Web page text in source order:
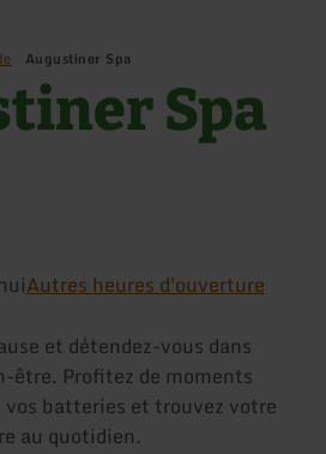
Augustiner Spa
Spa
Autres heures d'ouverture
et détendez-vous dans
être. Profitez de moments
vos batteries et trouvez votre
au quotidien.